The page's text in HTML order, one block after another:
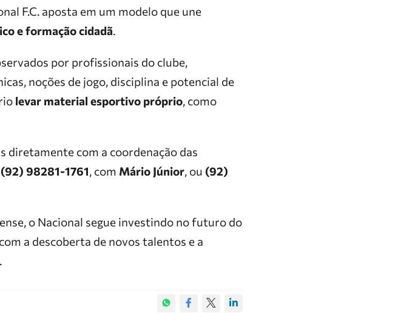
F.C. aposta em um modelo que une
e formação cidadã.
por profissionais do clube,
noções de jogo, disciplina e potencial de
levar material esportivo próprio, como
diretamente com a coordenação das
(92) 98281-1761, com Mário Júnior, ou (92)
o Nacional segue investindo no futuro do
a descoberta de novos talentos e a